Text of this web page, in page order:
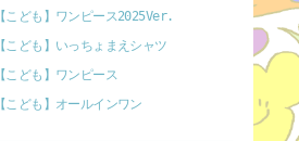
【こども】ワンピース2025Ver.
【こども】いっちょまえシャツ
【こども】ワンピース
【こども】オールインワン